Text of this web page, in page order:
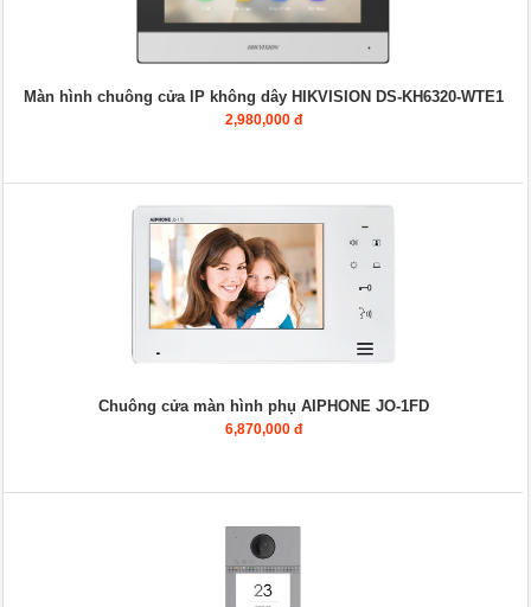
Màn hình chuông cửa IP không dây HIKVISION DS-KH6320-WTE1
2,980,000 đ
Chuông cửa màn hình phụ AIPHONE JO-1FD
6,870,000 đ